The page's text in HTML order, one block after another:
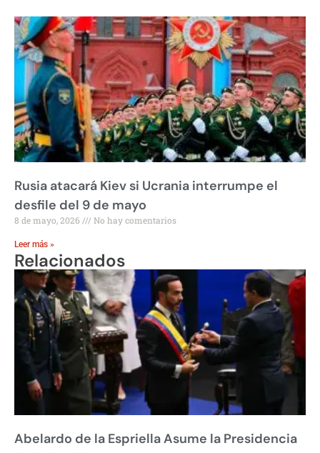
Rusia atacará Kiev si Ucrania interrumpe el
desfile del 9 de mayo
8 de mayo, 2026 No hay comentarios
Leer más »
Relacionados
Abelardo de la Espriella Asume la Presidencia